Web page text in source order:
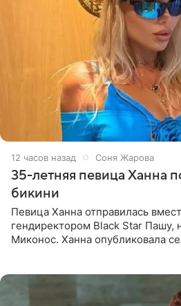
12 часов назад Соня Жарова
35-летняя певица Ханна
бикини
Певица Ханна отправилась
гендиректором Black Star Пашу,
Миконос. Ханна опубликовала